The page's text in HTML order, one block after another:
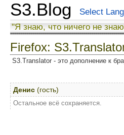
S3.Blog Select
"Я знаю, что ничего не
Firefox:
S3.Translator - это дополнение к
Денис (гость)
Остальное всё сохраняется.